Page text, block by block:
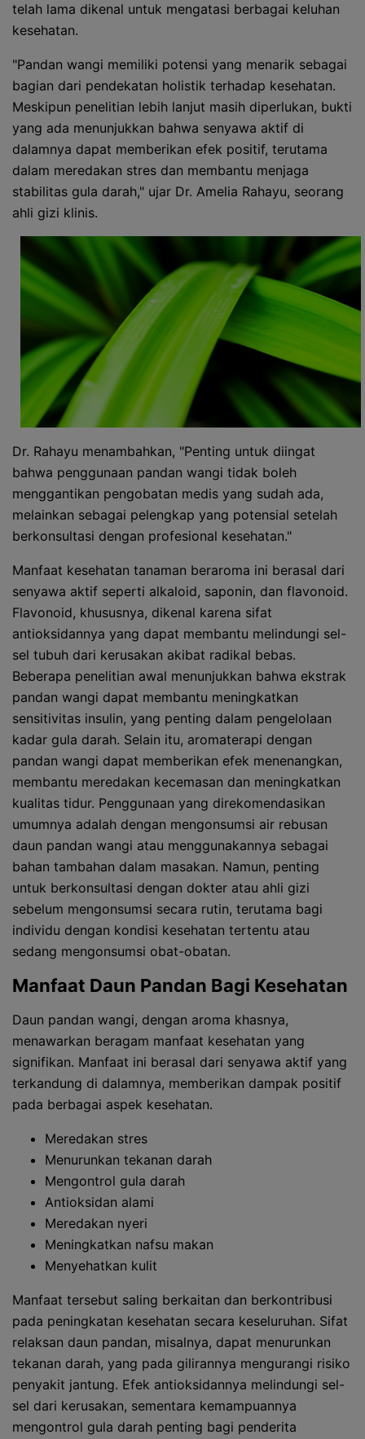
telah lama dikenal untuk mengatasi berbagai keluhan
kesehatan.
"Pandan wangi memiliki potensi yang menarik sebagai
bagian dari pendekatan holistik terhadap kesehatan.
Meskipun penelitian lebih lanjut masih diperlukan, bukti
yang ada menunjukkan bahwa senyawa aktif di
dalamnya dapat memberikan efek positif, terutama
dalam meredakan stres dan membantu menjaga
stabilitas gula darah," ujar Dr. Amelia Rahayu, seorang
ahli gizi klinis.
Dr. Rahayu menambahkan, "Penting untuk diingat
bahwa penggunaan pandan wangi tidak boleh
menggantikan pengobatan medis yang sudah ada,
melainkan sebagai pelengkap yang potensial setelah
berkonsultasi dengan profesional kesehatan."
Manfaat kesehatan tanaman beraroma ini berasal dari
senyawa aktif seperti alkaloid, saponin, dan flavonoid.
Flavonoid, khususnya, dikenal karena sifat
antioksidannya yang dapat membantu melindungi sel-
sel tubuh dari kerusakan akibat radikal bebas.
Beberapa penelitian awal menunjukkan bahwa ekstrak
pandan wangi dapat membantu meningkatkan
sensitivitas insulin, yang penting dalam pengelolaan
kadar gula darah. Selain itu, aromaterapi dengan
pandan wangi dapat memberikan efek menenangkan,
membantu meredakan kecemasan dan meningkatkan
kualitas tidur. Penggunaan yang direkomendasikan
umumnya adalah dengan mengonsumsi air rebusan
daun pandan wangi atau menggunakannya sebagai
bahan tambahan dalam masakan. Namun, penting
untuk berkonsultasi dengan dokter atau ahli gizi
sebelum mengonsumsi secara rutin, terutama bagi
individu dengan kondisi kesehatan tertentu atau
sedang mengonsumsi obat-obatan.
Manfaat Daun Pandan Bagi Kesehatan
Daun pandan wangi, dengan aroma khasnya,
menawarkan beragam manfaat kesehatan yang
signifikan. Manfaat ini berasal dari senyawa aktif yang
terkandung di dalamnya, memberikan dampak positif
pada berbagai aspek kesehatan.
Meredakan stres
Menurunkan tekanan darah
Mengontrol gula darah
Antioksidan alami
Meredakan nyeri
Meningkatkan nafsu makan
Menyehatkan kulit
Manfaat tersebut saling berkaitan dan berkontribusi
pada peningkatan kesehatan secara keseluruhan. Sifat
relaksan daun pandan, misalnya, dapat menurunkan
tekanan darah, yang pada gilirannya mengurangi risiko
penyakit jantung. Efek antioksidannya melindungi sel-
sel dari kerusakan, sementara kemampuannya
mengontrol gula darah penting bagi penderita